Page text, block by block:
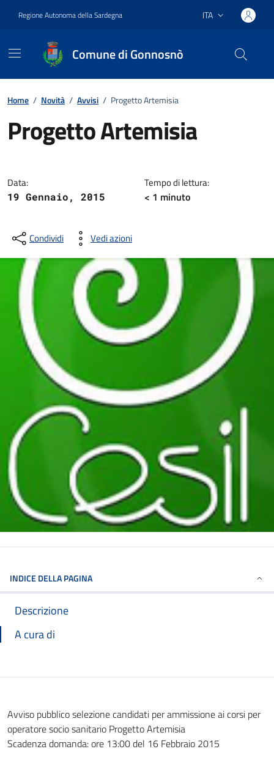
Regione Autonoma della Sardegna Lingua attiva:
ITA
Comune di Gonnosnò
Home / Novità / Avvisi / Progetto Artemisia
Progetto Artemisia
Data:
19 Gennaio, 2015
Tempo di lettura:
< 1 minuto
Condividi Vedi azioni
INDICE DELLA PAGINA
Descrizione
A cura di
Avviso pubblico selezione candidati per ammissione ai corsi per
operatore socio sanitario Progetto Artemisia
Scadenza domanda: ore 13:00 del 16 Febbraio 2015